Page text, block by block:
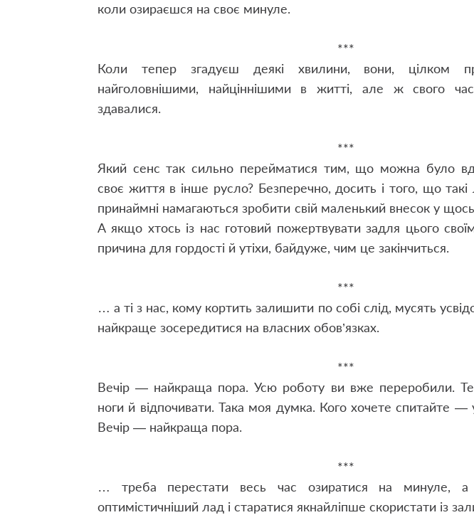
коли озираєшся на своє минуле.
***
Коли тепер згадуєш деякі хвилини, вони, цілком
найголовнішими, найціннішими в житті, але ж свого
здавалися.
***
Який сенс так сильно перейматися тим, що можна було
своє життя в інше русло? Безперечно, досить і того, що
принаймні намагаються зробити свій маленький внесок у
А якщо хтось із нас готовий пожертвувати задля цього
причина для гордості й утіхи, байдуже, чим це закінчиться.
***
… а ті з нас, кому кортить залишити по собі слід, мусять
найкраще зосередитися на власних обов’язках.
***
Вечір — найкраща пора. Усю роботу ви вже переробили.
ноги й відпочивати. Така моя думка. Кого хочете спитайте —
Вечір — найкраща пора.
***
… треба перестати весь час озиратися на минуле, а
оптимістичніший лад і старатися якнайліпше скористати із